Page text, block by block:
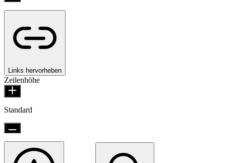
Links hervorheben
Zeilenhöhe
Standard